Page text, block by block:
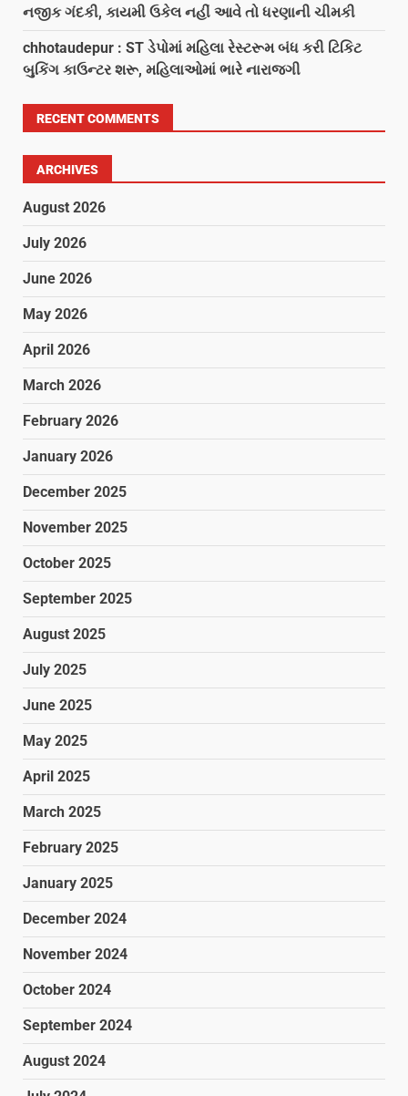
નજીક ગંદકી, કાયમી ઉકેલ નહીં આવે તો ધરણાની ચીમકી
chhotaudepur : ST ડેપોમાં મહિલા રેસ્ટરૂમ બંધ કરી ટિકિટ
બુકિંગ કાઉન્ટર શરૂ, મહિલાઓમાં ભારે નારાજગી
RECENT COMMENTS
ARCHIVES
August 2026
July 2026
June 2026
May 2026
April 2026
March 2026
February 2026
January 2026
December 2025
November 2025
October 2025
September 2025
August 2025
July 2025
June 2025
May 2025
April 2025
March 2025
February 2025
January 2025
December 2024
November 2024
October 2024
September 2024
August 2024